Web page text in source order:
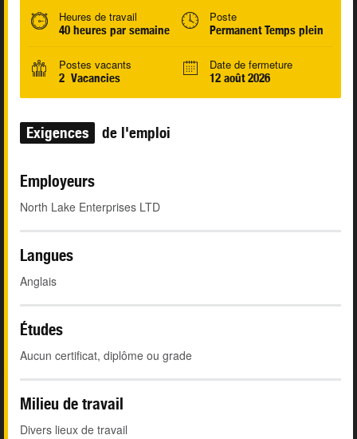
Heures de travail
40 heures par semaine
Poste
Permanent Temps plein
Postes vacants
2 Vacancies
Date de fermeture
12 août 2026
Exigences de l'emploi
Employeurs
North Lake Enterprises LTD
Langues
Anglais
Études
Aucun certificat, diplôme ou grade
Milieu de travail
Divers lieux de travail